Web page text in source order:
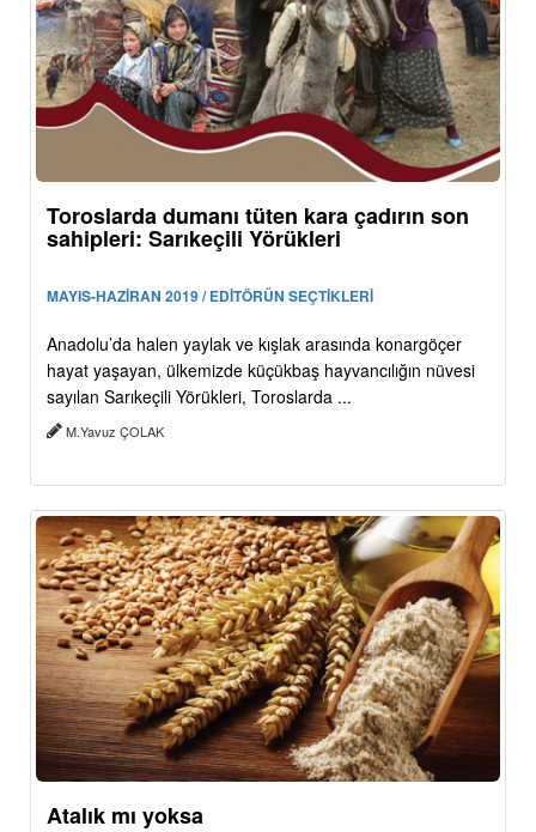
Toroslarda dumanı tüten kara çadırın son
sahipleri: Sarıkeçili Yörükleri
MAYIS-HAZİRAN 2019 / EDİTÖRÜN SEÇTİKLERİ
Anadolu’da halen yaylak ve kışlak arasında konargöçer
hayat yaşayan, ülkemizde küçükbaş hayvancılığın nüvesi
sayılan Sarıkeçili Yörükleri, Toroslarda ...
M.Yavuz ÇOLAK
Atalık mı yoksa